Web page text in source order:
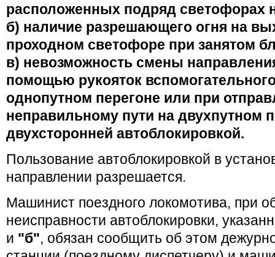
расположенных подряд светофорах
б) наличие разрешающего огня на
проходном светофоре при занятом
в) невозможность смены
помощью рукояток
однопутном перегоне или при
неправильному пути на двухпутном
двухсторонней автоблокировкой.
Пользование автоблокировкой в
направлении разрешается.
Машинист поездного локомотива, при
неисправности автоблокировки,
и "б", обязан сообщить об этом